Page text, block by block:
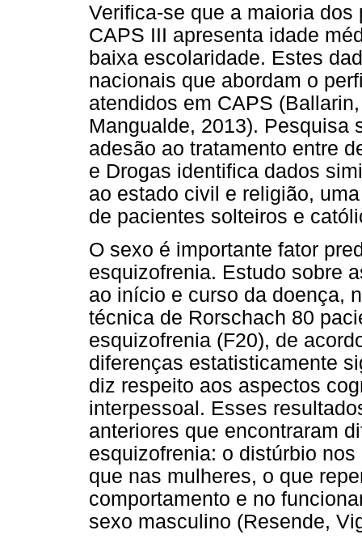
Verifica-se que a maioria
CAPS III apresenta idade
baixa escolaridade. Estes
nacionais que abordam o
atendidos em CAPS
Mangualde, 2013). Pesquisa
adesão ao tratamento entre
e Drogas identifica dados
ao estado civil e religião,
de pacientes solteiros e
O sexo é importante fator
esquizofrenia. Estudo sobre
ao início e curso da doença,
técnica de Rorschach 80
esquizofrenia (F20), de
diferenças estatisticamente
diz respeito aos aspectos
interpessoal. Esses
anteriores que encontraram
esquizofrenia: o distúrbio
que nas mulheres, o que
comportamento e no
sexo masculino (Resende,